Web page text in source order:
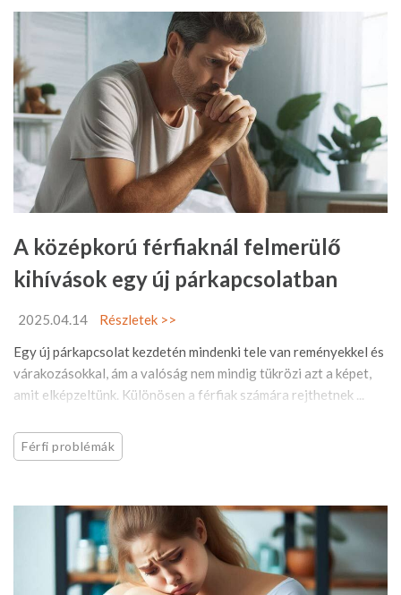
A középkorú férfiaknál felmerülő
kihívások egy új párkapcsolatban
2025.04.14
Részletek >>
Egy új párkapcsolat kezdetén mindenki tele van reményekkel és
várakozásokkal, ám a valóság nem mindig tükrözi azt a képet,
amit elképzeltünk. Különösen a férfiak számára rejthetnek ...
Férfi problémák